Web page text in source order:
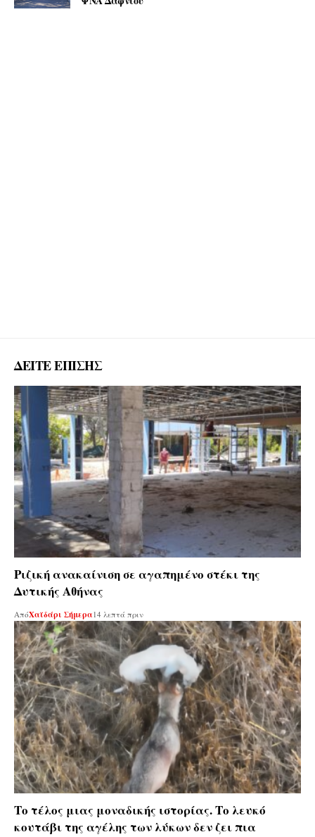
ΔΕΙΤΕ ΕΠΙΣΗΣ
Ριζική ανακαίνιση σε αγαπημένο στέκι της
Δυτικής Αθήνας
ΑπόΧαϊδάρι Σήμερα14 λεπτά πριν
Το τέλος μιας μοναδικής ιστορίας. Το λευκό
κουτάβι της αγέλης των λύκων δεν ζει πια